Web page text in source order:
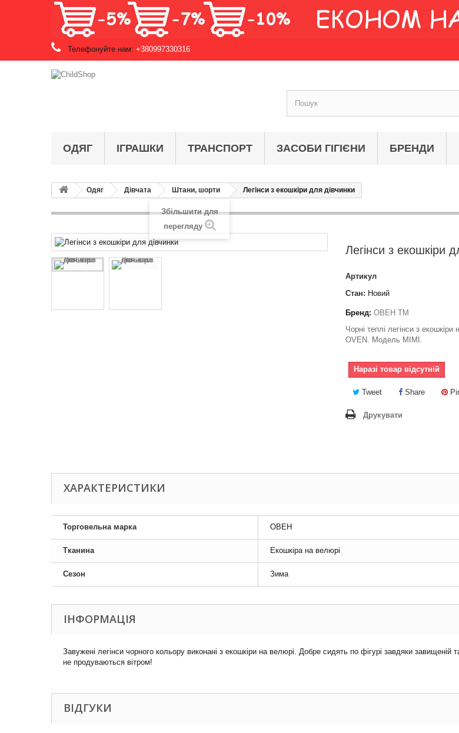
Телефонуйте нам: +380997330316
ОДЯГ ІГРАШКИ ТРАНСПОРТ ЗАСОБИ ГІГІЄНИ БРЕНДИ
Одяг Дівчата Штани, шорти Легінси з екошкіри для дівчинки
Збільшити для
перегляду
Легінси з екошкіри
Артикул
Стан: Новий
Бренд: ОВЕН ТМ
Чорні теплі легінси з
OVEN. Модель МІМІ.
Наразі товар відсутній
Tweet Share
Друкувати
ХАРАКТЕРИСТИКИ
Торговельна марка ОВЕН
Тканина Екошкіра на велюрі
Сезон Зима
ІНФОРМАЦІЯ
Завужені легінси чорного кольору виконані з екошкіри на велюрі. Добре сидять по фігурі завдяки
не продуваються вітром!
ВІДГУКИ